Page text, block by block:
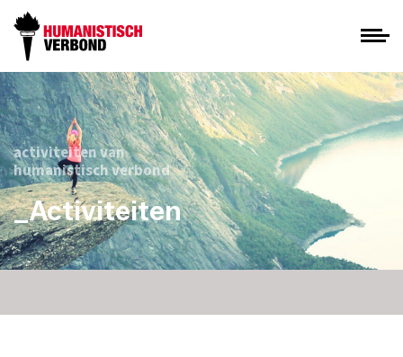
activiteiten van
humanistisch verbond
_Activiteiten